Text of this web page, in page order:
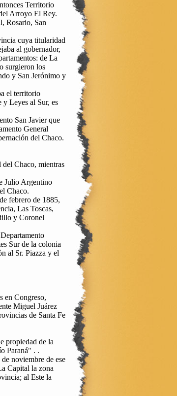
Territorio
Arroyo El Rey.
Rosario, San
cuya titularidad
al gobernador,
de La
surgieron los
y San Jerónimo y
el territorio
Leyes al Sur, es
San Javier que
General
del Chaco.
del Chaco, mientras
Julio Argentino
Chaco.
febrero de 1885,
Las Toscas,
y Coronel
Sur de la colonia
al Sr. Piazza y el
en Congreso,
Miguel Juárez
de Santa Fe
propiedad de la
Paraná" . .
noviembre de ese
Capital la zona
al Este la